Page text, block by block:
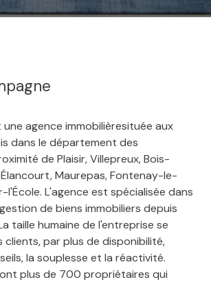
agence immobilièresituée aux
dans le département des
de Plaisir, Villepreux, Bois-
Maurepas, Fontenay-le-
l'École. L'agence est spécialisée dans
de biens immobiliers depuis
taille humaine de l'entreprise se
par plus de disponibilité,
la souplesse et la réactivité.
plus de 700 propriétaires qui